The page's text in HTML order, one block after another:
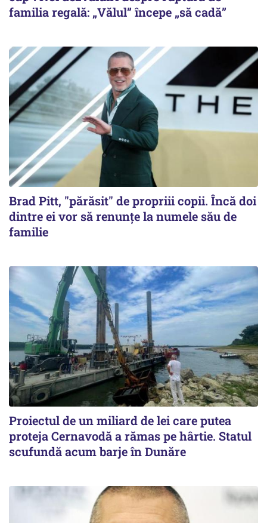
familia regală: „Vălul” începe „să cadă”
Brad Pitt, "părăsit" de propriii copii. Încă doi
dintre ei vor să renunțe la numele său de
familie
Proiectul de un miliard de lei care putea
proteja Cernavodă a rămas pe hârtie. Statul
scufundă acum barje în Dunăre